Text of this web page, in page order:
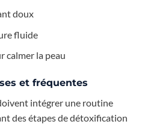
doux
fluide
calmer la peau
et fréquentes
intégrer une routine
des étapes de détoxification